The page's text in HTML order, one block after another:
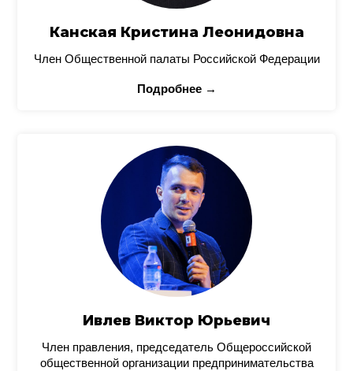
Канская Кристина Леонидовна
Член Общественной палаты Российской Федерации
Подробнее →
Ивлев Виктор Юрьевич
Член правления, председатель Общероссийской
общественной организации предпринимательства